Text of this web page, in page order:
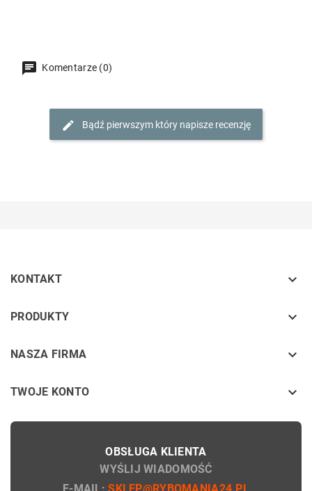
Komentarze (0)
Bądź pierwszym który napisze recenzję
KONTAKT 
PRODUKTY keyboard_arrow_down
NASZA FIRMA keyboard_arrow_down
TWOJE KONTO 
OBSŁUGA KLIENTA
WYŚLIJ WIADOMOŚĆ